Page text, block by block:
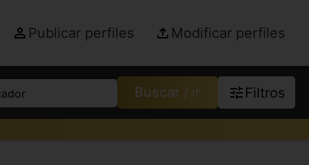
Publicar perfiles Modificar perfiles
Buscar / ir Filtros